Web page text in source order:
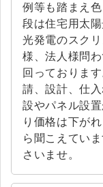
例等も踏まえ色
段は住宅用太
光発電のスク
様、法人様問
回っております。 最近では個人の方がご自
請、設計、仕
設やパネル設
り価格は下が
ら聞こえています。 御興味が有れば
さいませ。